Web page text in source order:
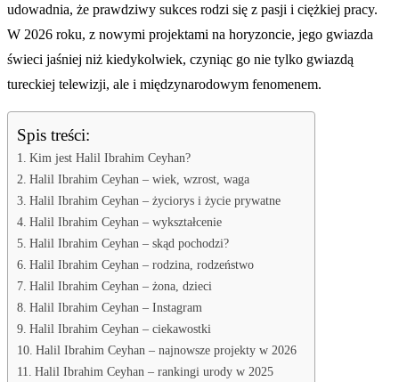
udowadnia, że prawdziwy sukces rodzi się z pasji i ciężkiej pracy.
W 2026 roku, z nowymi projektami na horyzoncie, jego gwiazda
świeci jaśniej niż kiedykolwiek, czyniąc go nie tylko gwiazdą
tureckiej telewizji, ale i międzynarodowym fenomenem.
Spis treści:
Kim jest Halil Ibrahim Ceyhan?
Halil Ibrahim Ceyhan – wiek, wzrost, waga
Halil Ibrahim Ceyhan – życiorys i życie prywatne
Halil Ibrahim Ceyhan – wykształcenie
Halil Ibrahim Ceyhan – skąd pochodzi?
Halil Ibrahim Ceyhan – rodzina, rodzeństwo
Halil Ibrahim Ceyhan – żona, dzieci
Halil Ibrahim Ceyhan – Instagram
Halil Ibrahim Ceyhan – ciekawostki
Halil Ibrahim Ceyhan – najnowsze projekty w 2026
Halil Ibrahim Ceyhan – rankingi urody w 2025